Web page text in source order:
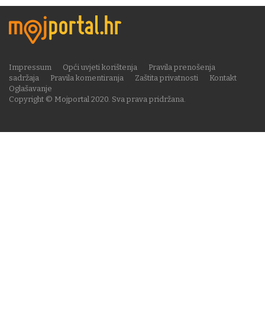
Copyright © Mojportal 2020. Sva prava pridržana.
Impressum Opći uvjeti korištenja
Pravila prenošenja
sadržaja
Pravila komentiranja Zaštita privatnosti
Kontakt
Oglašavanje